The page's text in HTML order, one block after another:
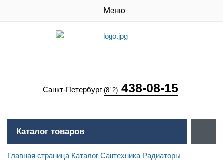
Меню
Санкт-Петербург (812) 438-08-15
Каталог товаров
Главная страница Каталог Сантехника Радиаторы